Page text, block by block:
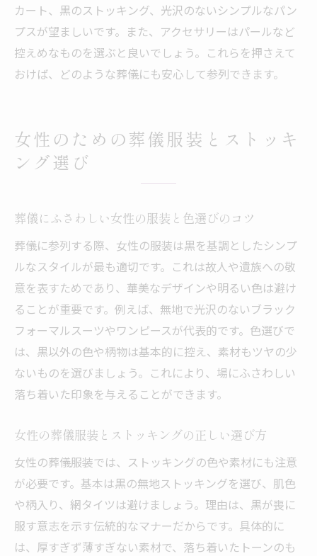
急な気温変化でも安心な葬儀服装準備法
葬儀で安心して参列するための総まとめへ
葬儀で安心して参列するための服装総まとめ
葬儀で失礼のない服装を用意する総仕上げ
葬儀の服装選びでよくある失敗と対策方法
葬儀で「大変でしたね」と言われた時の返
答例
本記事で学んだ葬儀服装の知識を活かそう
カート、黒のストッキング、光沢のないシンプルなパン
プスが望ましいです。また、アクセサリーはパールなど
控えめなものを選ぶと良いでしょう。これらを押さえて
おけば、どのような葬儀にも安心して参列できます。
女性のための葬儀服装とストッキ
ング選び
葬儀にふさわしい女性の服装と色選びのコツ
葬儀に参列する際、女性の服装は黒を基調としたシンプ
ルなスタイルが最も適切です。これは故人や遺族への敬
意を表すためであり、華美なデザインや明るい色は避け
ることが重要です。例えば、無地で光沢のないブラック
フォーマルスーツやワンピースが代表的です。色選びで
は、黒以外の色や柄物は基本的に控え、素材もツヤの少
ないものを選びましょう。これにより、場にふさわしい
落ち着いた印象を与えることができます。
女性の葬儀服装とストッキングの正しい選び方
女性の葬儀服装では、ストッキングの色や素材にも注意
が必要です。基本は黒の無地ストッキングを選び、肌色
や柄入り、網タイツは避けましょう。理由は、黒が喪に
服す意志を示す伝統的なマナーだからです。具体的に
は、厚すぎず薄すぎない素材で、落ち着いたトーンのも